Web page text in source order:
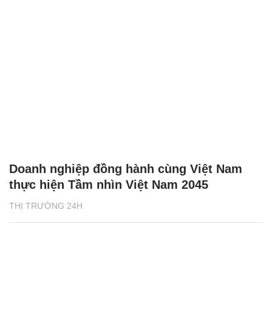
THỊ TRƯỜNG 24H
Doanh nghiệp đồng hành cùng Việt Nam
thực hiện Tầm nhìn Việt Nam 2045